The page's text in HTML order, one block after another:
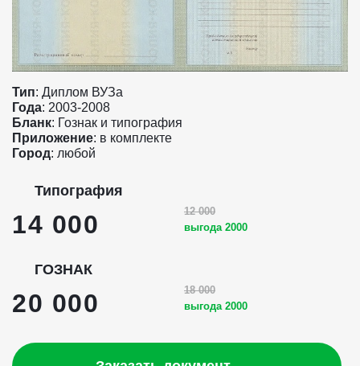
Тип: Диплом ВУЗа
Года: 2003-2008
Бланк: Гознак и типография
Приложение: в комплекте
Город: любой
Типография
14 000
12 000
выгода 2000
ГОЗНАК
20 000
18 000
выгода 2000